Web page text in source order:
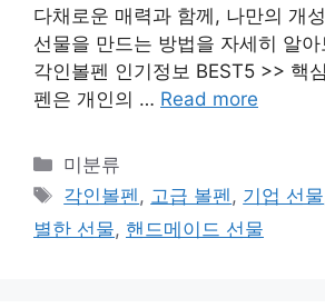
다채로운 매력과 함께, 나만의 개
선물을 만드는 방법을 자세히 알
각인볼펜 인기정보 BEST5 >> 핵
펜은 개인의 … Read more
Categories
미분류
Tags
각인볼펜 , 고급 볼펜 , 기업 선물
별한 선물, 핸드메이드 선물